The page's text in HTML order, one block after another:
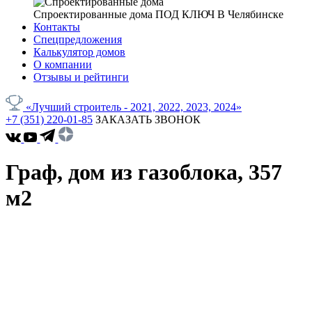
Спроектированные дома ПОД КЛЮЧ В Челябинске
Контакты
Спецпредложения
Калькулятор домов
О компании
Отзывы и рейтинги
«Лучший строитель - 2021, 2022, 2023, 2024»
+7 (351) 220-01-85 ЗАКАЗАТЬ ЗВОНОК
Граф, дом из газоблока, 357
м2